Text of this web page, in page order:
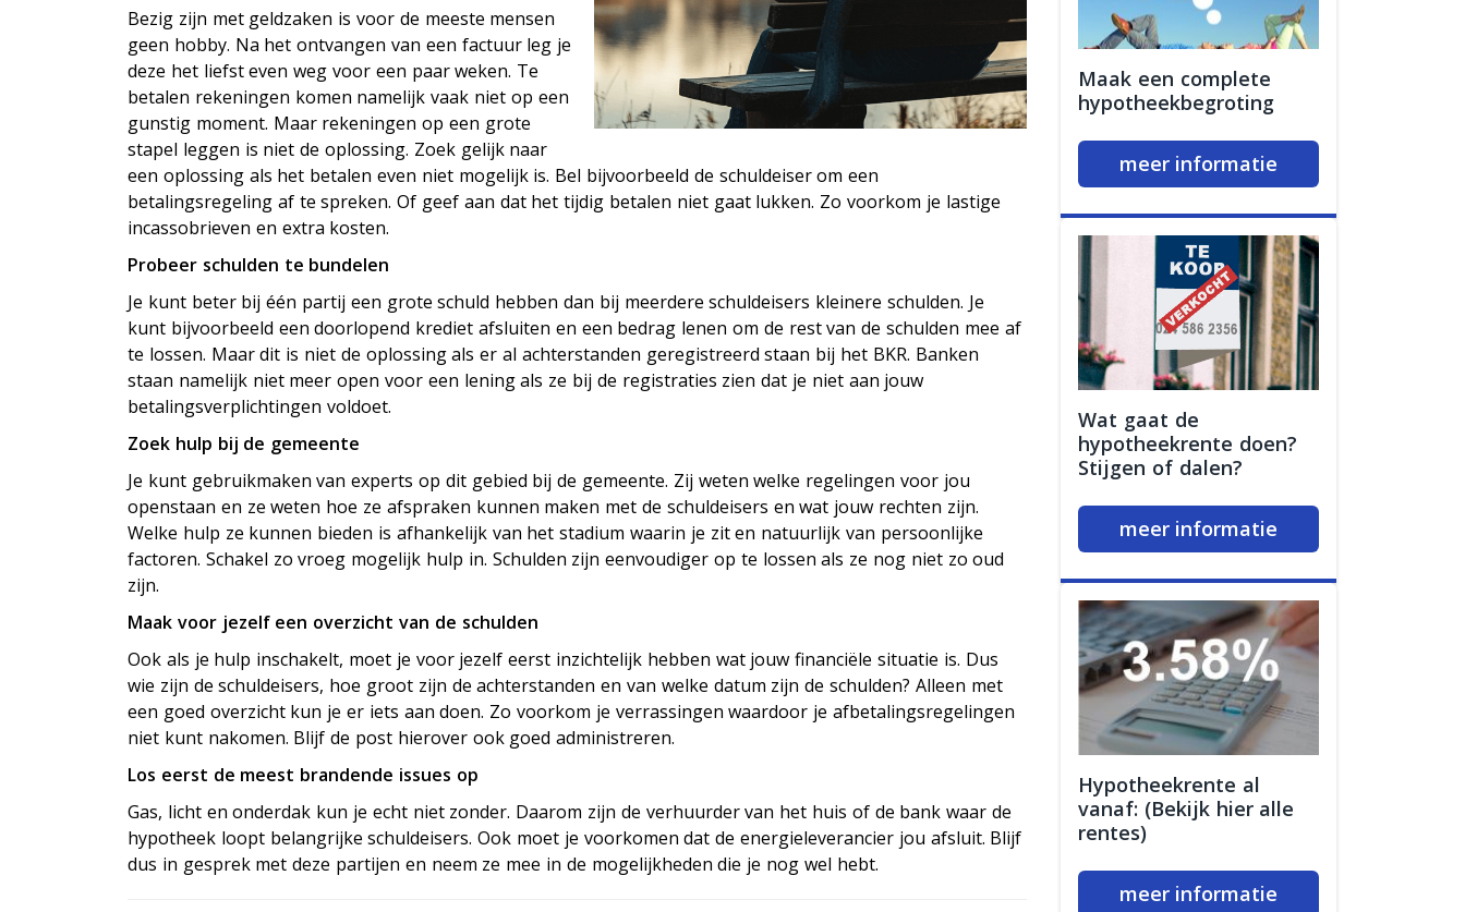
Bezig zijn met geldzaken is voor de meeste mensen
geen hobby. Na het ontvangen van een factuur leg je
deze het liefst even weg voor een paar weken. Te
betalen rekeningen komen namelijk vaak niet op een
gunstig moment. Maar rekeningen op een grote
stapel leggen is niet de oplossing. Zoek gelijk naar
een oplossing als het betalen even niet mogelijk is. Bel bijvoorbeeld de schuldeiser om een
betalingsregeling af te spreken. Of geef aan dat het tijdig betalen niet gaat lukken. Zo voorkom je lastige
incassobrieven en extra kosten.
Probeer schulden te bundelen
Je kunt beter bij één partij een grote schuld hebben dan bij meerdere schuldeisers kleinere schulden. Je
kunt bijvoorbeeld een doorlopend krediet afsluiten en een bedrag lenen om de rest van de schulden mee af
te lossen. Maar dit is niet de oplossing als er al achterstanden geregistreerd staan bij het BKR. Banken
staan namelijk niet meer open voor een lening als ze bij de registraties zien dat je niet aan jouw
betalingsverplichtingen voldoet.
Zoek hulp bij de gemeente
Je kunt gebruikmaken van experts op dit gebied bij de gemeente. Zij weten welke regelingen voor jou
openstaan en ze weten hoe ze afspraken kunnen maken met de schuldeisers en wat jouw rechten zijn.
Welke hulp ze kunnen bieden is afhankelijk van het stadium waarin je zit en natuurlijk van persoonlijke
factoren. Schakel zo vroeg mogelijk hulp in. Schulden zijn eenvoudiger op te lossen als ze nog niet zo oud
zijn.
Maak voor jezelf een overzicht van de schulden
Ook als je hulp inschakelt, moet je voor jezelf eerst inzichtelijk hebben wat jouw financiële situatie is. Dus
wie zijn de schuldeisers, hoe groot zijn de achterstanden en van welke datum zijn de schulden? Alleen met
een goed overzicht kun je er iets aan doen. Zo voorkom je verrassingen waardoor je afbetalingsregelingen
niet kunt nakomen. Blijf de post hierover ook goed administreren.
Los eerst de meest brandende issues op
Gas, licht en onderdak kun je echt niet zonder. Daarom zijn de verhuurder van het huis of de bank waar de
hypotheek loopt belangrijke schuldeisers. Ook moet je voorkomen dat de energieleverancier jou afsluit. Blijf
dus in gesprek met deze partijen en neem ze mee in de mogelijkheden die je nog wel hebt.
Maak een complete
hypotheekbegroting
meer informatie
Wat gaat de
hypotheekrente doen?
Stijgen of dalen?
meer informatie
Hypotheekrente al
vanaf: (Bekijk hier alle
rentes)
meer informatie